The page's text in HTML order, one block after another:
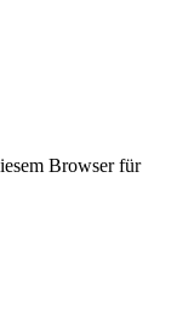
Browser für